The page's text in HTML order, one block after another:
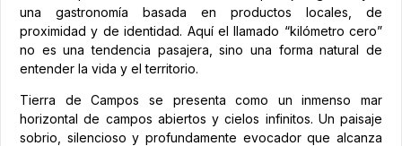
una gastronomía basada en productos locales, de
proximidad y de identidad. Aquí el llamado “kilómetro cero”
no es una tendencia pasajera, sino una forma natural de
entender la vida y el territorio.
Tierra de Campos se presenta como un inmenso mar
horizontal de campos abiertos y cielos infinitos. Un paisaje
sobrio, silencioso y profundamente evocador que alcanza